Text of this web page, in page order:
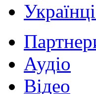
Аудіо
Відео